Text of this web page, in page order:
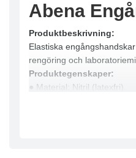
Abena
Produktbeskrivning:
Elastiska
rengöring och
Produktegenskaper:
● Material: Nitril (latexfri)